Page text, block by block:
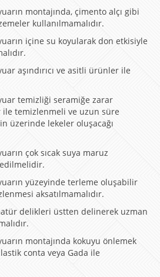
montajında, çimento alçı gibi
kullanılmamalıdır.
içine su koyularak don etkisiyle
aşındırıcı ve asitli ürünler ile
temizliği seramiğe zarar
ile temizlenmeli ve uzun süre
üzerinde lekeler oluşacağı
çok sıcak suya maruz
edilmelidir.
yüzeyinde terleme oluşabilir
aksatılmamalıdır.
delikleri üstten delinerek uzman
montajında kokuyu önlemek
conta veya Gada ile